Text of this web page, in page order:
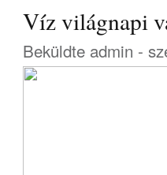
Víz világnapi
Beküldte admin -